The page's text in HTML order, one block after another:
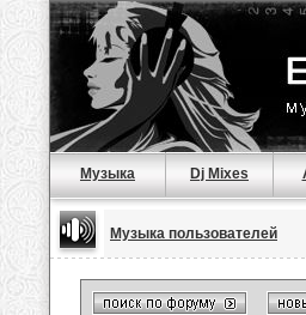
Музыка Dj Mixes
Музыка пользователей